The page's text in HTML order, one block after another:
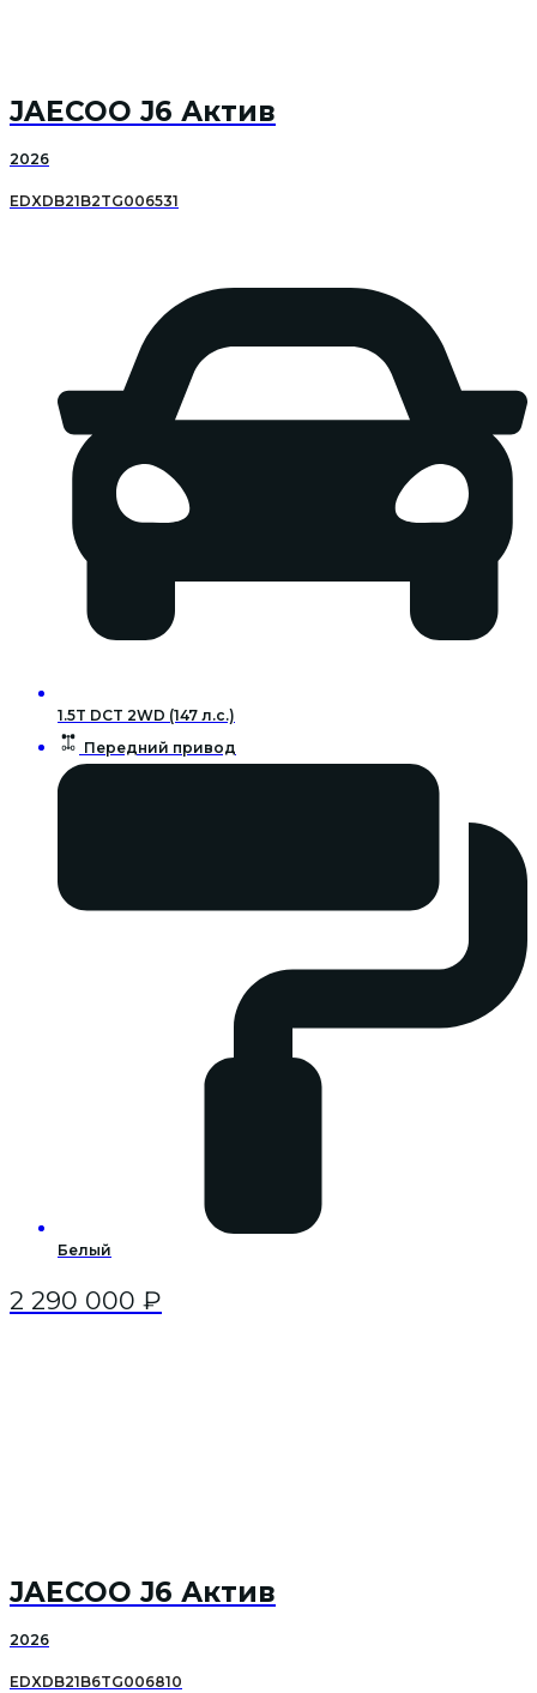
JAECOO J6 Актив
2026
EDXDB21B2TG006531
1.5T DCT 2WD (147 л.с.)
Передний привод
Белый
2 290 000 ₽
JAECOO J6 Актив
2026
EDXDB21B6TG006810